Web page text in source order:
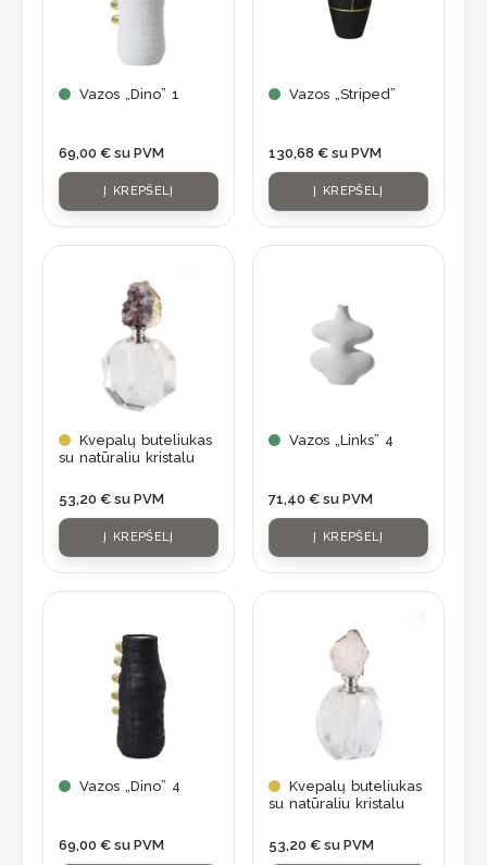
Vazos „Dino” 1
69,00 € su PVM
Į KREPŠELĮ
Vazos „Striped”
130,68 € su PVM
Į KREPŠELĮ
Kvepalų buteliukas
su natūraliu kristalu
53,20 € su PVM
Į KREPŠELĮ
Vazos „Links” 4
71,40 € su PVM
Į KREPŠELĮ
Vazos „Dino” 4
69,00 € su PVM
Kvepalų buteliukas
su natūraliu kristalu
53,20 € su PVM